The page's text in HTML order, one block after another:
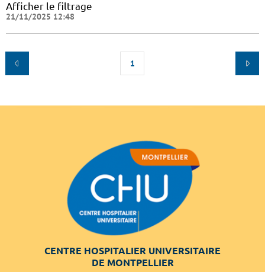
Afficher le filtrage
21/11/2025 12:48
1
CENTRE HOSPITALIER UNIVERSITAIRE
DE MONTPELLIER